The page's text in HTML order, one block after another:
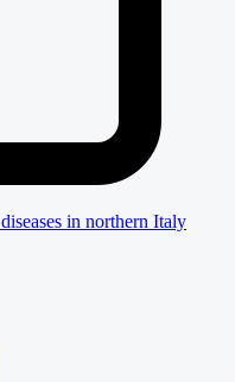
in northern Italy